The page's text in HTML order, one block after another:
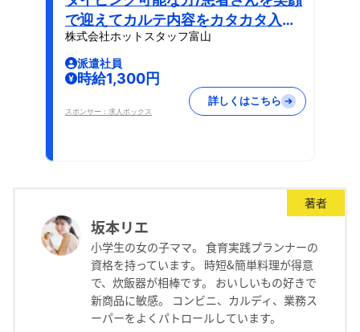
で迎えてカルテ内容をカタカタ入力
するオシゴト
株式会社ホットスタッフ富山
派遣社員
時給1,300円
スポンサー：求人ボックス
詳しくはこちら
著者
坂本リエ
小学生の女の子ママ。 食育実践プランナーの
資格を持っています。 時短&簡単料理が得意
で、炊飯器が相棒です。 おいしいもの好きで
新商品に敏感。 コンビニ、カルディ、業務ス
ーパーをよくパトロールしています。